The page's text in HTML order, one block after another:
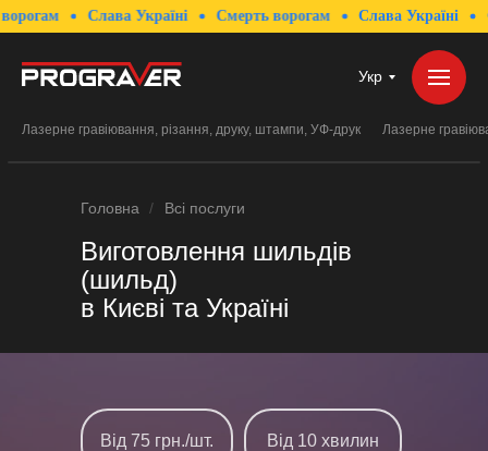
Слава Україні Смерть ворогам Слава Україні Смерть
Лазерне гравіювання, різання, друку, штампи, УФ-друк Лазерне
Укр
Виготовлення шильдів
(шильд)
в Києві та Україні
Від 75 грн./шт. Від 10 хвилин
/
Головна Всі послуги